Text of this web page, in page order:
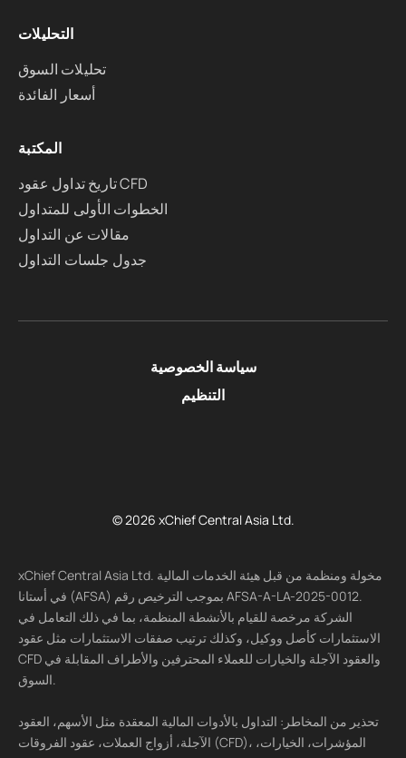
التحليلات
تحليلات السوق
أسعار الفائدة
المكتبة
تاريخ تداول عقود CFD
الخطوات الأولى للمتداول
مقالات عن التداول
جدول جلسات التداول
سياسة الخصوصية
التنظيم
© 2026 xChief Central Asia Ltd.
xChief Central Asia Ltd. مخولة ومنظمة من قبل هيئة الخدمات المالية
في أستانا (AFSA) بموجب الترخيص رقم AFSA-A-LA-2025-0012.
الشركة مرخصة للقيام بالأنشطة المنظمة، بما في ذلك التعامل في
الاستثمارات كأصل ووكيل، وكذلك ترتيب صفقات الاستثمارات مثل عقود
CFD والعقود الآجلة والخيارات للعملاء المحترفين والأطراف المقابلة في
السوق.
تحذير من المخاطر: التداول بالأدوات المالية المعقدة مثل الأسهم، العقود
الآجلة، أزواج العملات، عقود الفروقات (CFD)، المؤشرات، الخيارات،